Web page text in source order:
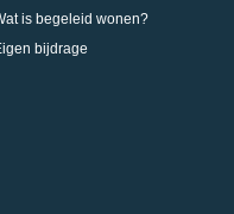
is begeleid wonen?
bijdrage